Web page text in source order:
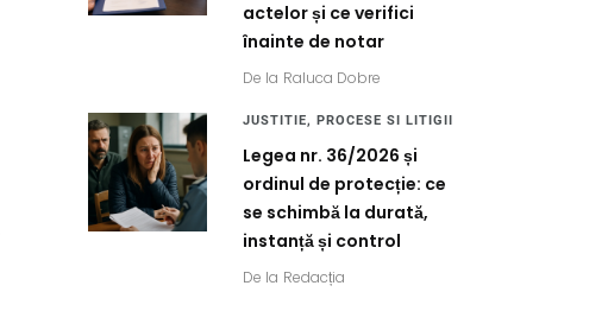
actelor și ce verifici
înainte de notar
De la Raluca Dobre
JUSTITIE, PROCESE SI LITIGII
Legea nr. 36/2026 și
ordinul de protecție: ce
se schimbă la durată,
instanță și control
De la Redacția